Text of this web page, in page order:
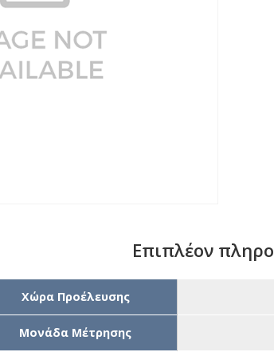
Επιπλέον
Χώρα Προέλευσης
Μονάδα Μέτρησης